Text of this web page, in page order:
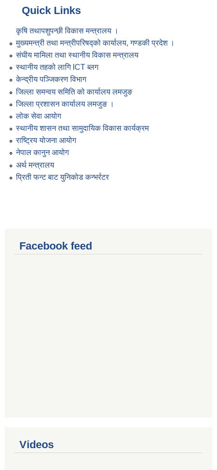
Quick Links
कृषि तथापशुपन्छी विकास मन्त्रालय ।
मुख्यमन्त्री तथा मन्त्रीपरिषद्को कार्यालय, गण्डकी प्रदेश ।
संघीय मामिला तथा स्थानीय विकास मन्त्रालय
स्थानीय तहको लागि ICT ब्लग
केन्द्रीय पञ्जिकरण विभाग
जिल्ला समन्वय समिति को कार्यालय लमजुङ
जिल्ला प्रशासन कार्यालय लमजुङ ।
लोक सेवा आयोग
स्थानीय शासन तथा सामुदायिक विकास कार्यक्रम
राष्ट्रिय योजना आयोग
नेपाल कानुन आयोग
अर्थ मन्त्रालय
प्रिती फन्ट बाट युनिकोड कन्भर्रटर
Facebook feed
Videos